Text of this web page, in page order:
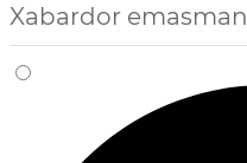
Xabardor emasman